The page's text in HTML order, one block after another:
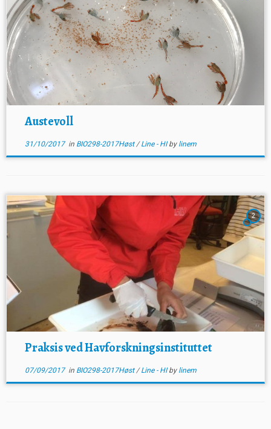
Austevoll
31/10/2017in BIO298-2017Høst/Line - HIby linem
2
Praksis ved Havforskningsinstituttet
07/09/2017in BIO298-2017Høst/Line - HIby linem